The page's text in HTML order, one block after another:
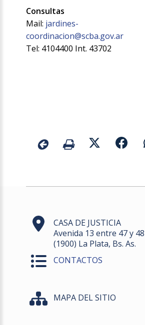
Consultas
Mail: jardines-
coordinacion@scba.gov.ar
Tel: 4104400 Int. 43702
CASA DE JUSTICIA
Avenida 13 entre 47 y 48
(1900) La Plata, Bs. As.
CONTACTOS
MAPA DEL SITIO